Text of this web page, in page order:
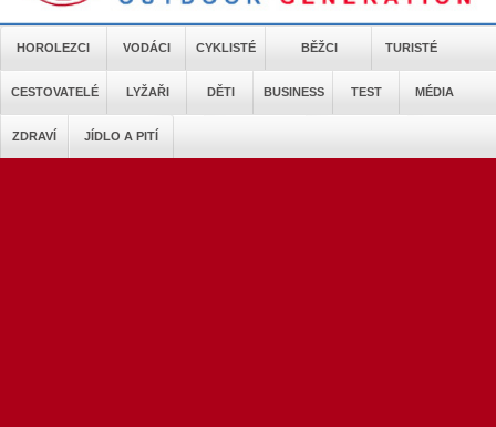
HOROLEZCI VODÁCI CYKLISTÉ BĚŽCI TURISTÉ
CESTOVATELÉ LYŽAŘI DĚTI BUSINESS TEST MÉDIA
ZDRAVÍ JÍDLO A PITÍ